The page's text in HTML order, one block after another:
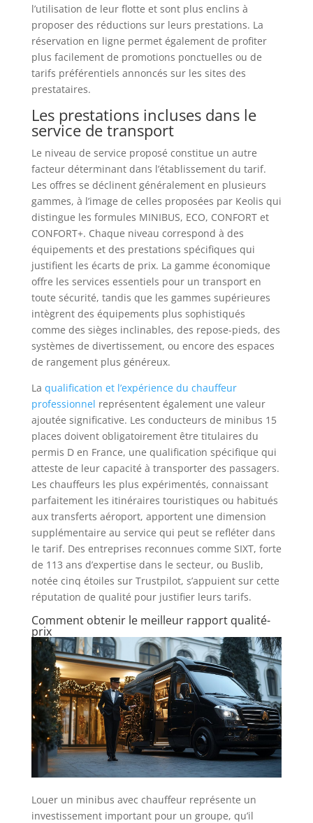
l’utilisation de leur flotte et sont plus enclins à
proposer des réductions sur leurs prestations. La
réservation en ligne permet également de profiter
plus facilement de promotions ponctuelles ou de
tarifs préférentiels annoncés sur les sites des
prestataires.
Les prestations incluses dans le
service de transport
Le niveau de service proposé constitue un autre
facteur déterminant dans l’établissement du tarif.
Les offres se déclinent généralement en plusieurs
gammes, à l’image de celles proposées par Keolis qui
distingue les formules MINIBUS, ECO, CONFORT et
CONFORT+. Chaque niveau correspond à des
équipements et des prestations spécifiques qui
justifient les écarts de prix. La gamme économique
offre les services essentiels pour un transport en
toute sécurité, tandis que les gammes supérieures
intègrent des équipements plus sophistiqués
comme des sièges inclinables, des repose-pieds, des
systèmes de divertissement, ou encore des espaces
de rangement plus généreux.
La qualification et l’expérience du chauffeur
professionnel représentent également une valeur
ajoutée significative. Les conducteurs de minibus 15
places doivent obligatoirement être titulaires du
permis D en France, une qualification spécifique qui
atteste de leur capacité à transporter des passagers.
Les chauffeurs les plus expérimentés, connaissant
parfaitement les itinéraires touristiques ou habitués
aux transferts aéroport, apportent une dimension
supplémentaire au service qui peut se refléter dans
le tarif. Des entreprises reconnues comme SIXT, forte
de 113 ans d’expertise dans le secteur, ou Buslib,
notée cinq étoiles sur Trustpilot, s’appuient sur cette
réputation de qualité pour justifier leurs tarifs.
Comment obtenir le meilleur rapport qualité-
prix
Louer un minibus avec chauffeur représente un
investissement important pour un groupe, qu’il